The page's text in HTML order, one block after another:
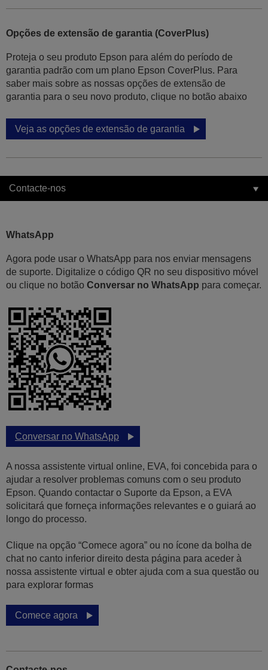
Opções de extensão de garantia (CoverPlus)
Proteja o seu produto Epson para além do período de
garantia padrão com um plano Epson CoverPlus. Para
saber mais sobre as nossas opções de extensão de
garantia para o seu novo produto, clique no botão abaixo
Veja as opções de extensão de garantia
Contacte-nos
WhatsApp
Agora pode usar o WhatsApp para nos enviar mensagens
de suporte. Digitalize o código QR no seu dispositivo móvel
ou clique no botão Conversar no WhatsApp para começar.
Conversar no WhatsApp
A nossa assistente virtual online, EVA, foi concebida para o
ajudar a resolver problemas comuns com o seu produto
Epson. Quando contactar o Suporte da Epson, a EVA
solicitará que forneça informações relevantes e o guiará ao
longo do processo.
Clique na opção “Comece agora” ou no ícone da bolha de
chat no canto inferior direito desta página para aceder à
nossa assistente virtual e obter ajuda com a sua questão ou
para explorar formas
Comece agora